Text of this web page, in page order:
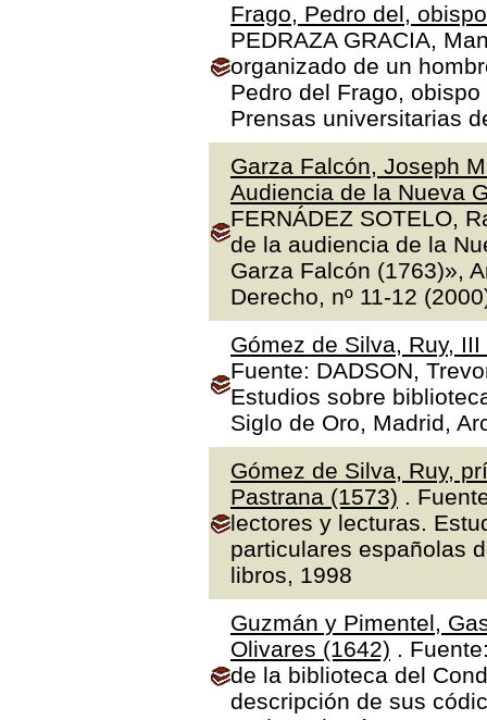
Frago, Pedro del,
PEDRAZA GRACIA,
organizado de un
Pedro del Frago,
Prensas universitarias
Garza Falcón, Joseph
Audiencia de la Nueva
FERNÁDEZ SOTELO,
de la audiencia de la
Garza Falcón (1763)»,
Derecho, nº 11-12
Gómez de Silva, Ruy,
Fuente: DADSON,
Estudios sobre
Siglo de Oro, Madrid,
Gómez de Silva, Ruy,
Pastrana (1573) .
lectores y lecturas.
particulares españolas
libros, 1998
Guzmán y Pimentel,
Olivares (1642) .
de la biblioteca del
descripción de sus